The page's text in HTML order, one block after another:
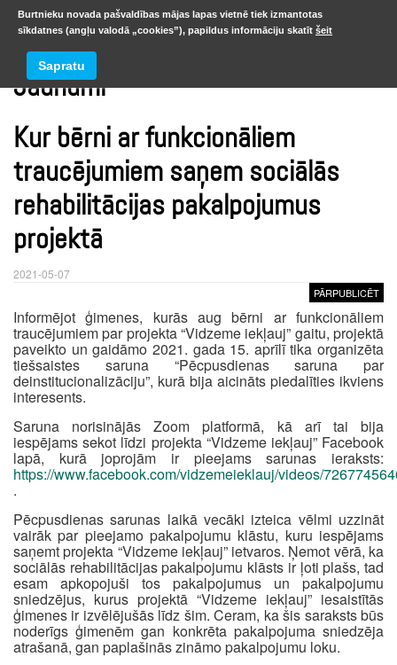
Jaunumi
Kur bērni ar funkcionāliem
traucējumiem saņem sociālās
rehabilitācijas pakalpojumus
projektā
2021-05-07
PĀRPUBLICĒT
Informējot ģimenes, kurās aug bērni ar funkcionāliem
traucējumiem par projekta “Vidzeme iekļauj” gaitu, projektā
paveikto un gaidāmo 2021. gada 15. aprīlī tika organizēta
tiešsaistes saruna “Pēcpusdienas saruna par
deinstitucionalizāciju”, kurā bija aicināts piedalīties ikviens
interesents.
Saruna norisinājās Zoom platformā, kā arī tai bija
iespējams sekot līdzi projekta “Vidzeme iekļauj” Facebook
lapā, kurā joprojām ir pieejams sarunas ieraksts:
https://www.facebook.com/vidzemeieklauj/videos/
.
Pēcpusdienas sarunas laikā vecāki izteica vēlmi uzzināt
vairāk par pieejamo pakalpojumu klāstu, kuru iespējams
saņemt projekta “Vidzeme iekļauj” ietvaros. Ņemot vērā, ka
sociālās rehabilitācijas pakalpojumu klāsts ir ļoti plašs, tad
esam apkopojuši tos pakalpojumus un pakalpojumu
sniedzējus, kurus projektā “Vidzeme iekļauj” iesaistītās
ģimenes ir izvēlējušās līdz šim. Ceram, ka šis saraksts būs
noderīgs ģimenēm gan konkrēta pakalpojuma sniedzēja
atrašanā, gan paplašinās zināmo pakalpojumu loku.
Burtnieku novada pašvaldības mājas lapas vietnē tiek izmantotas
sīkdatnes (angļu valodā „cookies”), papildus informāciju skatīt šeit
Sapratu